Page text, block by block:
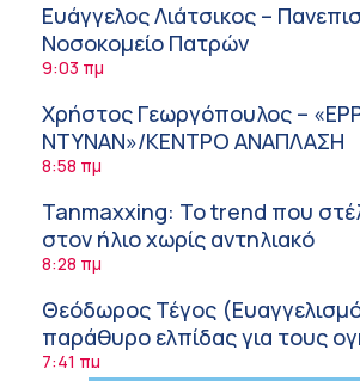
Ευάγγελος Λιάτσικος –
Νοσοκομείο Πατρών
9:03 πμ
Χρήστος Γεωργόπουλος –
ΝΤΥΝΑΝ»/ΚΕΝΤΡΟ ΑΝΑΠΛΑΣΗ
8:58 πμ
Tanmaxxing: To trend που
στον ήλιο χωρίς αντηλιακό
8:28 πμ
Θεόδωρος Τέγος
παράθυρο ελπίδας για τους
ασθενείς μέσω κλινικών δοκιμών
7:41 πμ